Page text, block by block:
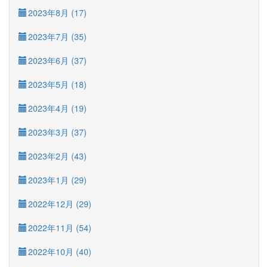
2023年8月 (17)
2023年7月 (35)
2023年6月 (37)
2023年5月 (18)
2023年4月 (19)
2023年3月 (37)
2023年2月 (43)
2023年1月 (29)
2022年12月 (29)
2022年11月 (54)
2022年10月 (40)